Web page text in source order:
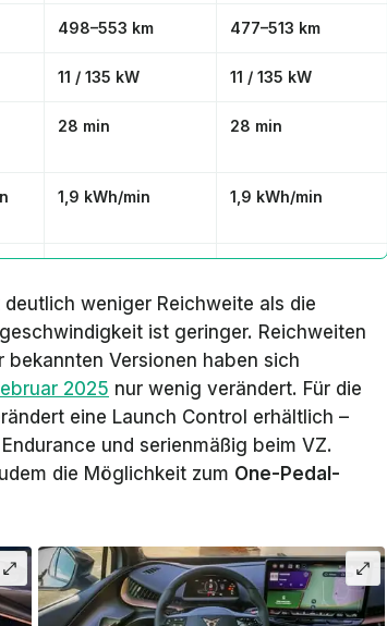
498–553 km 477–513 km
11 / 135 kW 11 / 135 kW
28 min 28 min
1,9 kWh/min 1,9 kWh/min
bisher 53.340
Euro
bisher 57.910 Euro
weniger Reichweite als die
ist geringer. Reichweiten
bekannten Versionen haben sich
2025 nur wenig verändert. Für die
eine Launch Control erhältlich –
und serienmäßig beim VZ.
die Möglichkeit zum One-Pedal-